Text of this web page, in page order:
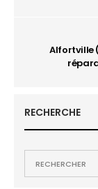
Alfortville
RECHERCHE